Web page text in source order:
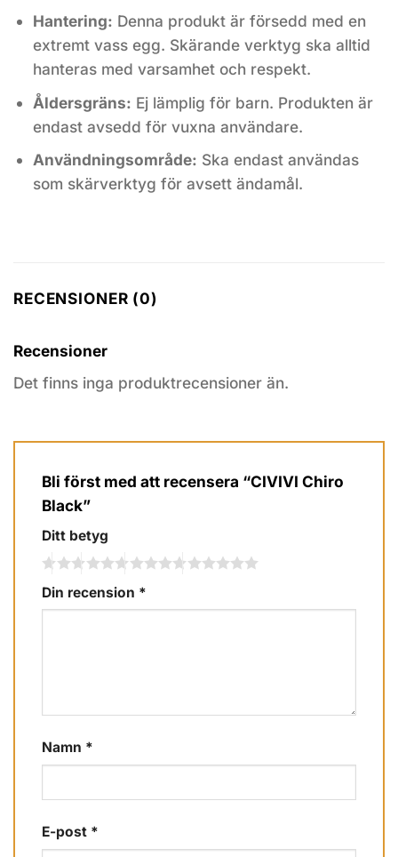
Hantering: Denna produkt är försedd med en
extremt vass egg. Skärande verktyg ska alltid
hanteras med varsamhet och respekt.
Åldersgräns: Ej lämplig för barn. Produkten är
endast avsedd för vuxna användare.
Användningsområde: Ska endast användas
som skärverktyg för avsett ändamål.
RECENSIONER (0)
Recensioner
Det finns inga produktrecensioner än.
Bli först med att recensera “CIVIVI Chiro
Black”
Ditt betyg
Din recension *
Namn *
E-post *